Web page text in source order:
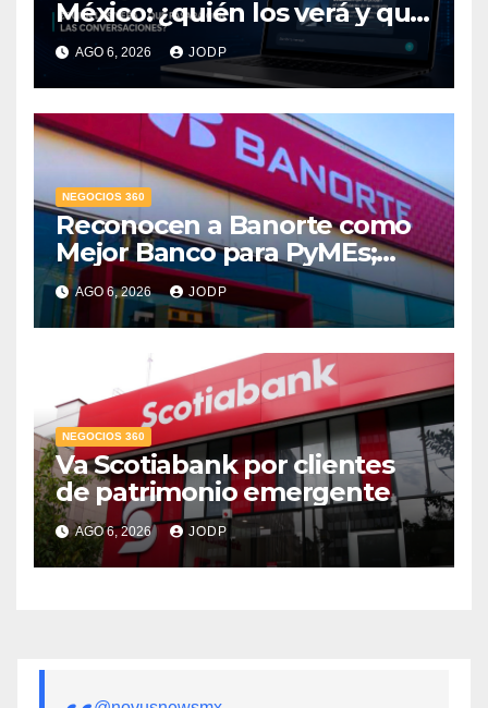
México: ¿quién los verá y qué
pasará con las
conversaciones?
AGO 6, 2026 JODP
NEGOCIOS 360
Reconocen a Banorte como
Mejor Banco para PyMEs;
supera 14% del mercado
crediticio
AGO 6, 2026 JODP
NEGOCIOS 360
Va Scotiabank por clientes
de patrimonio emergente
AGO 6, 2026 JODP